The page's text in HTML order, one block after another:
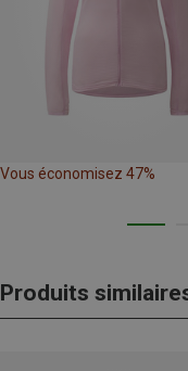
Vous économisez 47%
Produits